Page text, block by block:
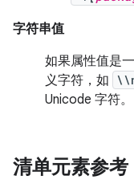
字符串值
如果属性值是
义字符，如
Unicode 字符。
清单元素参考